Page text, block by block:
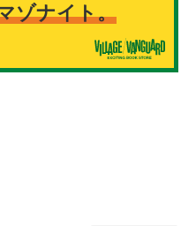
ゾナイト。